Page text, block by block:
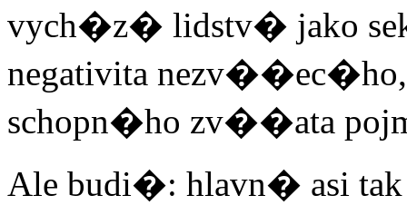
vych�z� lidstv� jako
negativita
schopn�ho zv��ata
Ale budi�: hlavn� asi